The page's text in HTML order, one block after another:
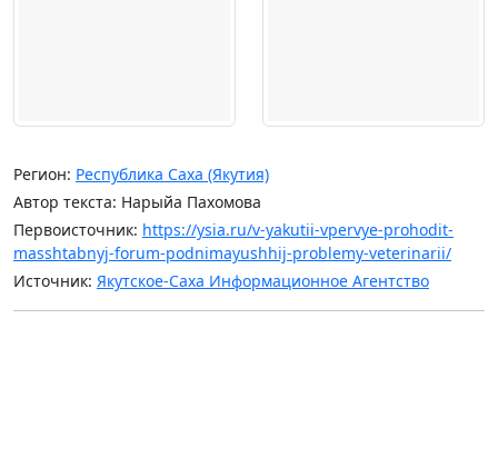
Регион: Республика Саха (Якутия)
Автор текста: Нарыйа Пахомова
Первоисточник: https://ysia.ru/v-yakutii-vpervye-prohodit-
masshtabnyj-forum-podnimayushhij-problemy-veterinarii/
Источник: Якутское-Саха Информационное Агентство